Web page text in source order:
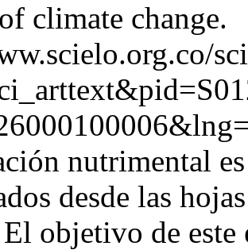
climate change.
nutrimental
desde las
objetivo de